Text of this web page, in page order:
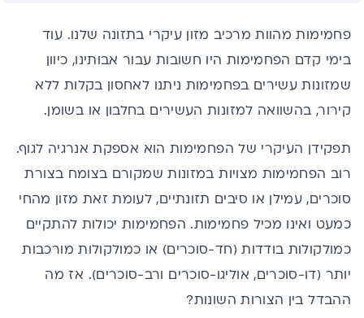
פחמימות מהוות מרכיב מזון עיקרי בתזונה שלנו. עוד
בימי קדם הפחמימות היו חשובות עבור אבותינו, כיוון
שמזונות עשירים בפחמימות ניתנו לאחסון בקלות ללא
קירור, בהשוואה למזונות העשירים בחלבון או בשומן.
תפקידן העיקרי של הפחמימות הוא אספקת אנרגיה לגוף.
רוב הפחמימות מצויות במזונות שמקורם בצומח בצורת
סוכרים, עמילן או סיבים תזונתיים, לעומת זאת מזון מהחי
כמעט ואינו מכיל פחמימות. הפחמימות יכולות להתקיים
כמולקולות בודדות (חד-סוכרים) או כמולקולות מורכבות
יותר (דו-סוכרים, אוליגו-סוכרים ורב-סוכרים). אז מה
ההבדל בין הצורות השונות?